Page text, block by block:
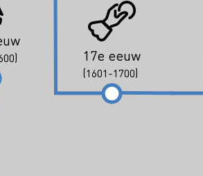
17e eeuw
(1601-1700)